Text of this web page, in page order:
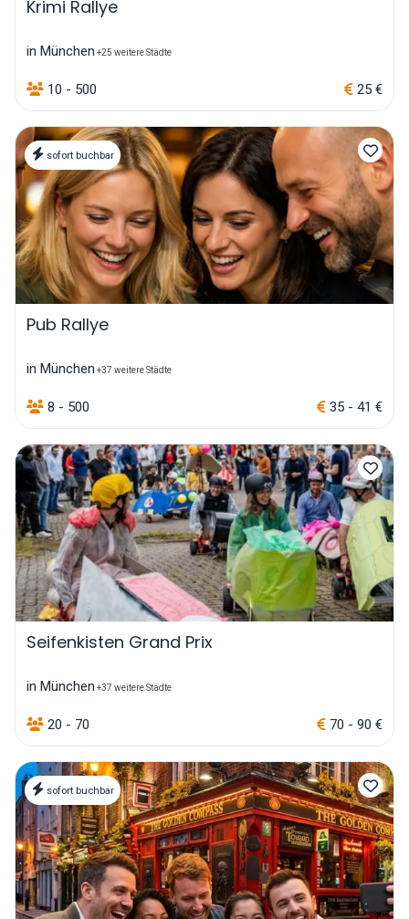
Krimi Rallye
in München +25 weitere Städte
10 - 500 25 €
sofort buchbar
Pub Rallye
in München +37 weitere Städte
8 - 500 35 - 41 €
Seifenkisten Grand Prix
in München +37 weitere Städte
20 - 70 70 - 90 €
sofort buchbar